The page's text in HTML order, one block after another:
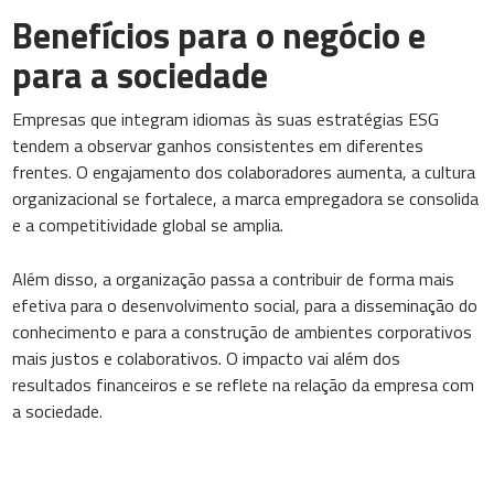
Benefícios para o negócio e
para a sociedade
Empresas que integram idiomas às suas estratégias ESG
tendem a observar ganhos consistentes em diferentes
frentes. O engajamento dos colaboradores aumenta, a cultura
organizacional se fortalece, a marca empregadora se consolida
e a competitividade global se amplia.
Além disso, a organização passa a contribuir de forma mais
efetiva para o desenvolvimento social, para a disseminação do
conhecimento e para a construção de ambientes corporativos
mais justos e colaborativos. O impacto vai além dos
resultados financeiros e se reflete na relação da empresa com
a sociedade.